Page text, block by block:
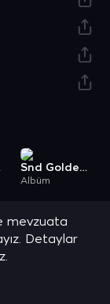
Snd Golden Tape, Vol. 3
Albüm
mevzuata
Detaylar